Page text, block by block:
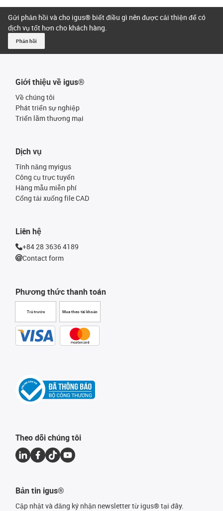
Gửi phản hồi và cho igus® biết điều gì nên được cải thiện để có
dịch vụ tốt hơn cho khách hàng.
Phản hồi
Giới thiệu về igus®
Về chúng tôi
Phát triển sự nghiệp
Triển lãm thương mại
Phương thức thanh toán
Trả trước Mua theo tài khoản
Dịch vụ
Tính năng myigus
Công cụ trực tuyến
Hàng mẫu miễn phí
Cổng tải xuống file CAD
Liên hệ
+84 28 3636 4189
Contact form
Theo dõi chúng tôi
Bản tin igus®
Cập nhật và đăng ký nhận newsletter từ igus® tại đây.